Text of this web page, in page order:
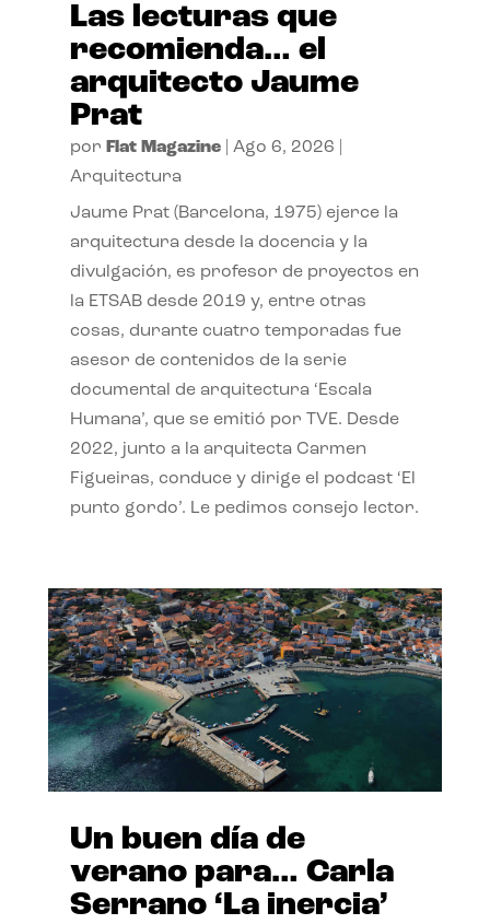
Las lecturas que
recomienda… el
arquitecto Jaume
Prat
por Flat Magazine| Ago 6, 2026
Arquitectura
Jaume Prat (Barcelona, 1975) ejerce la
arquitectura desde la docencia y la
divulgación, es profesor de proyectos en
la ETSAB desde 2019 y, entre otras
cosas, durante cuatro temporadas fue
asesor de contenidos de la serie
documental de arquitectura ‘Escala
Humana’, que se emitió por TVE. Desde
2022, junto a la arquitecta Carmen
Figueiras, conduce y dirige el podcast ‘El
punto gordo’. Le pedimos consejo lector.
Un buen día de
verano para… Carla
Serrano ‘La inercia’